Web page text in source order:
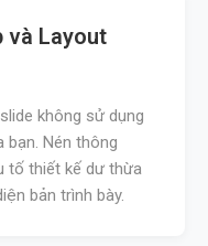
và Layout
không sử dụng
bạn. Nén thông
tố thiết kế dư thừa
bản trình bày.